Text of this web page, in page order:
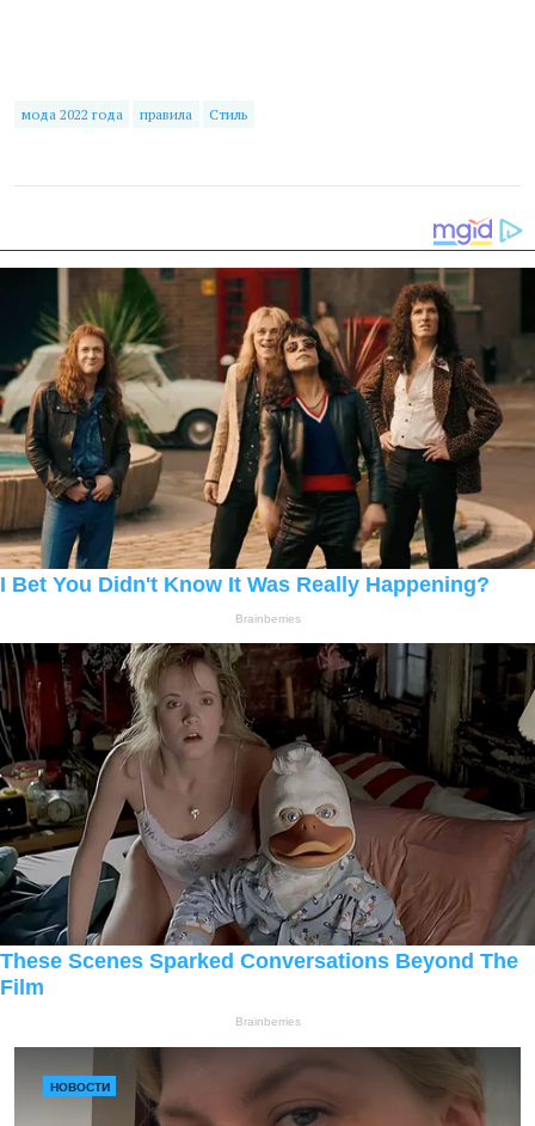
мода 2022 года правила Стиль
НОВОСТИ